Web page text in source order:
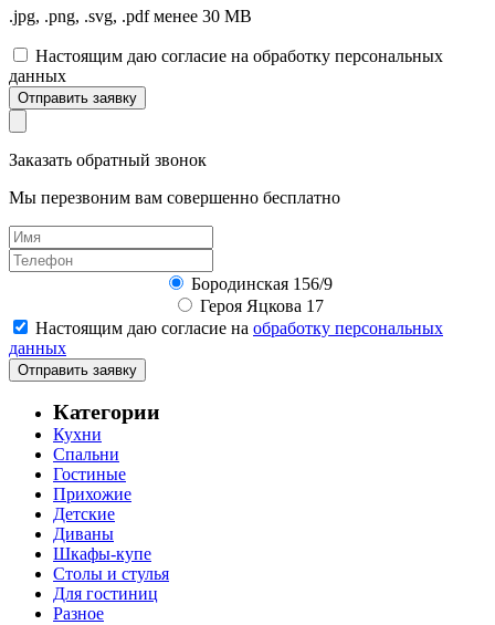
.jpg, .png, .svg, .pdf менее 30 MB
Настоящим даю согласие на обработку персональных
данных
Отправить заявку
Заказать обратный звонок
Мы перезвоним вам совершенно бесплатно
Бородинская 156/9
Героя Яцкова 17
Настоящим даю согласие на обработку персональных
данных
Отправить заявку
Категории
Кухни
Спальни
Гостиные
Прихожие
Детские
Диваны
Шкафы-купе
Столы и стулья
Для гостиниц
Разное